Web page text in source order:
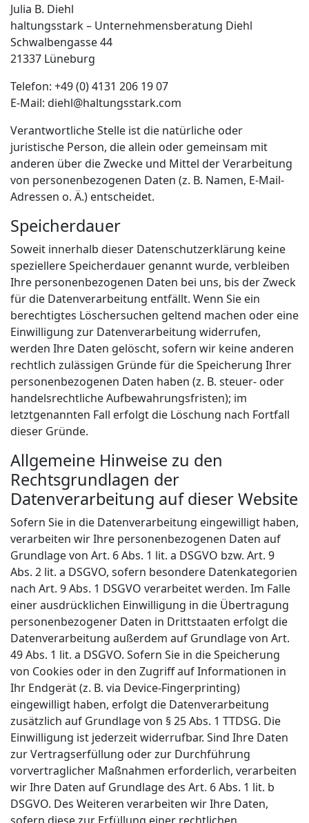
Julia B. Diehl
haltungsstark – Unternehmensberatung Diehl
Schwalbengasse 44
21337 Lüneburg
Telefon: +49 (0) 4131 206 19 07
E-Mail: diehl@haltungsstark.com
Verantwortliche Stelle ist die natürliche oder
juristische Person, die allein oder gemeinsam mit
anderen über die Zwecke und Mittel der Verarbeitung
von personenbezogenen Daten (z. B. Namen, E-Mail-
Adressen o. Ä.) entscheidet.
Speicherdauer
Soweit innerhalb dieser Datenschutzerklärung keine
speziellere Speicherdauer genannt wurde, verbleiben
Ihre personenbezogenen Daten bei uns, bis der Zweck
für die Datenverarbeitung entfällt. Wenn Sie ein
berechtigtes Löschersuchen geltend machen oder eine
Einwilligung zur Datenverarbeitung widerrufen,
werden Ihre Daten gelöscht, sofern wir keine anderen
rechtlich zulässigen Gründe für die Speicherung Ihrer
personenbezogenen Daten haben (z. B. steuer- oder
handelsrechtliche Aufbewahrungsfristen); im
letztgenannten Fall erfolgt die Löschung nach Fortfall
dieser Gründe.
Allgemeine Hinweise zu den
Rechtsgrundlagen der
Datenverarbeitung auf dieser Website
Sofern Sie in die Datenverarbeitung eingewilligt haben,
verarbeiten wir Ihre personenbezogenen Daten auf
Grundlage von Art. 6 Abs. 1 lit. a DSGVO bzw. Art. 9
Abs. 2 lit. a DSGVO, sofern besondere Datenkategorien
nach Art. 9 Abs. 1 DSGVO verarbeitet werden. Im Falle
einer ausdrücklichen Einwilligung in die Übertragung
personenbezogener Daten in Drittstaaten erfolgt die
Datenverarbeitung außerdem auf Grundlage von Art.
49 Abs. 1 lit. a DSGVO. Sofern Sie in die Speicherung
von Cookies oder in den Zugriff auf Informationen in
Ihr Endgerät (z. B. via Device-Fingerprinting)
eingewilligt haben, erfolgt die Datenverarbeitung
zusätzlich auf Grundlage von § 25 Abs. 1 TTDSG. Die
Einwilligung ist jederzeit widerrufbar. Sind Ihre Daten
zur Vertragserfüllung oder zur Durchführung
vorvertraglicher Maßnahmen erforderlich, verarbeiten
wir Ihre Daten auf Grundlage des Art. 6 Abs. 1 lit. b
DSGVO. Des Weiteren verarbeiten wir Ihre Daten,